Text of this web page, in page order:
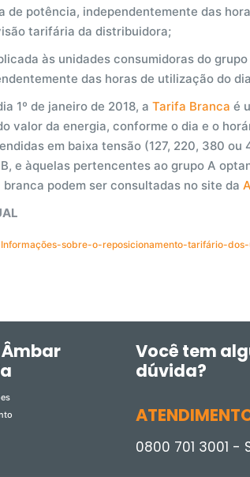
de potência, independentemente das
tarifária da distribuidora;
às unidades consumidoras do
das horas de utilização do
1º de janeiro de 2018, aTarifa Branca é
valor da energia, conforme o dia e o
em baixa tensão (127, 220, 380
e àquelas pertencentes ao grupo A
podem ser consultadas no site da
sobre-o-reposicionamento-tarifário-
Você tem
dúvida?
0800 701 3001 -